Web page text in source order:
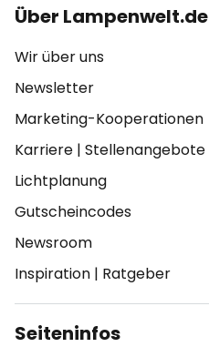
Über Lampenwelt.de
Wir über uns
Newsletter
Marketing-Kooperationen
Karriere | Stellenangebote
Lichtplanung
Gutscheincodes
Newsroom
Inspiration | Ratgeber
Seiteninfos